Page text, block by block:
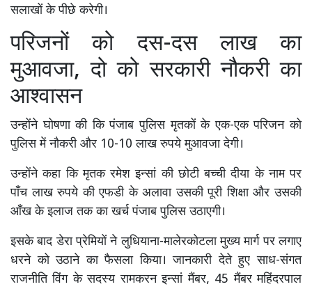
सलाखों के पीछे करेगी।
परिजनों को दस-दस लाख का
मुआवजा, दो को सरकारी नौकरी का
आश्वासन
उन्होंने घोषणा की कि पंजाब पुलिस मृतकों के एक-एक परिजन को
पुलिस में नौकरी और 10-10 लाख रुपये मुआवजा देगी।
उन्होंने कहा कि मृतक रमेश इन्सां की छोटी बच्ची दीया के नाम पर
पाँच लाख रुपये की एफडी के अलावा उसकी पूरी शिक्षा और उसकी
आँख के इलाज तक का खर्च पंजाब पुलिस उठाएगी।
इसके बाद डेरा प्रेमियों ने लुधियाना-मालेरकोटला मुख्य मार्ग पर लगाए
धरने को उठाने का फैसला किया। जानकारी देते हुए साध-संगत
राजनीति विंग के सदस्य रामकरन इन्सां मैंबर, 45 मैंबर महिंदरपाल